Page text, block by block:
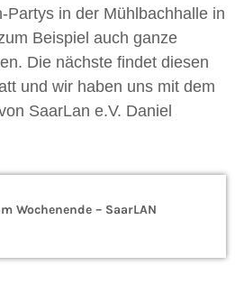
Partys in der Mühlbachhalle in
Beispiel auch ganze
Die nächste findet diesen
und wir haben uns mit dem
SaarLan e.V. Daniel
Wochenende – SaarLAN